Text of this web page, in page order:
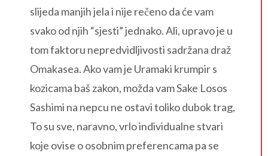
slijeda manjih jela i nije rečeno da će vam
svako od njih “sjesti” jednako. Ali, upravo je u
tom faktoru nepredvidljivosti sadržana draž
Omakasea. Ako vam je Uramaki krumpir s
kozicama baš zakon, možda vam Sake Losos
Sashimi na nepcu ne ostavi toliko dubok trag,
To su sve, naravno, vrlo individualne stvari
koje ovise o osobnim preferencama pa se